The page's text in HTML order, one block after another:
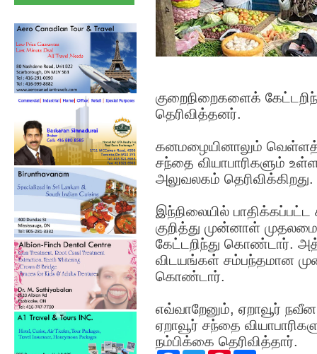
குறைநிறைகளைக்
தெரிவித்தனர்.
கனமழையினாலும்
சந்தை வியாபாரிகளும்
அலுவலகம் தெரிவிக்கிறது.
இந்நிலையில்
குறித்து முன்னாள்
கேட்டறிந்து கொண்டார்.
விடயங்கள் சம்பந்தமான
கொண்டார்.
எவ்வாறேனும், ஏறாவூர்
ஏறாவூர் சந்தை
நம்பிக்கை தெரிவித்தார்.